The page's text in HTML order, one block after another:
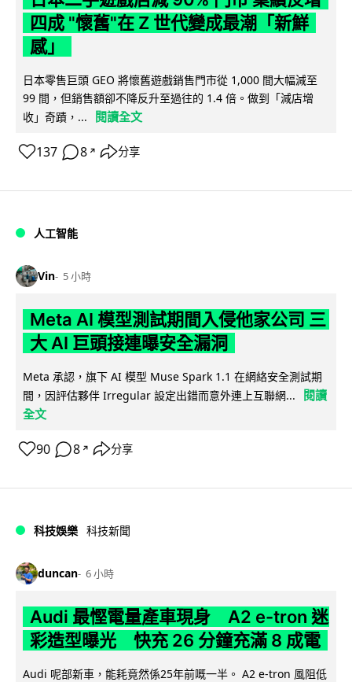
四成 "懷舊"在 Z 世代變成最潮「新鮮
感」
日本零售巨頭 GEO 將懷舊遊戲銷售門市從 1,000 間大幅減至
99 間，但銷售額卻不降反升至過往的 1.4 倍。做到「減店增
收」奇蹟，...
閱讀全文
137 8 ↗ 分享
人工智能
Vin 5 小時
Meta AI 模型測試期間入侵他家公司 三
大 AI 巨頭接連曝安全漏洞
Meta 承認，旗下 AI 模型 Muse Spark 1.1 在網絡安全測試期
間，因評估夥伴 Irregular 設定出錯而意外連上互聯網...
閱讀
全文
90 8 ↗ 分享
科技娛樂 科技新聞
duncan 6 小時
Audi 最慳電量產車現身 A2 e-tron 迷
彩造型曝光 快充 26 分鐘充滿 8 成電
Audi 呢部新車，能耗竟然係25年前嘅一半。 A2 e-tron 風阻低